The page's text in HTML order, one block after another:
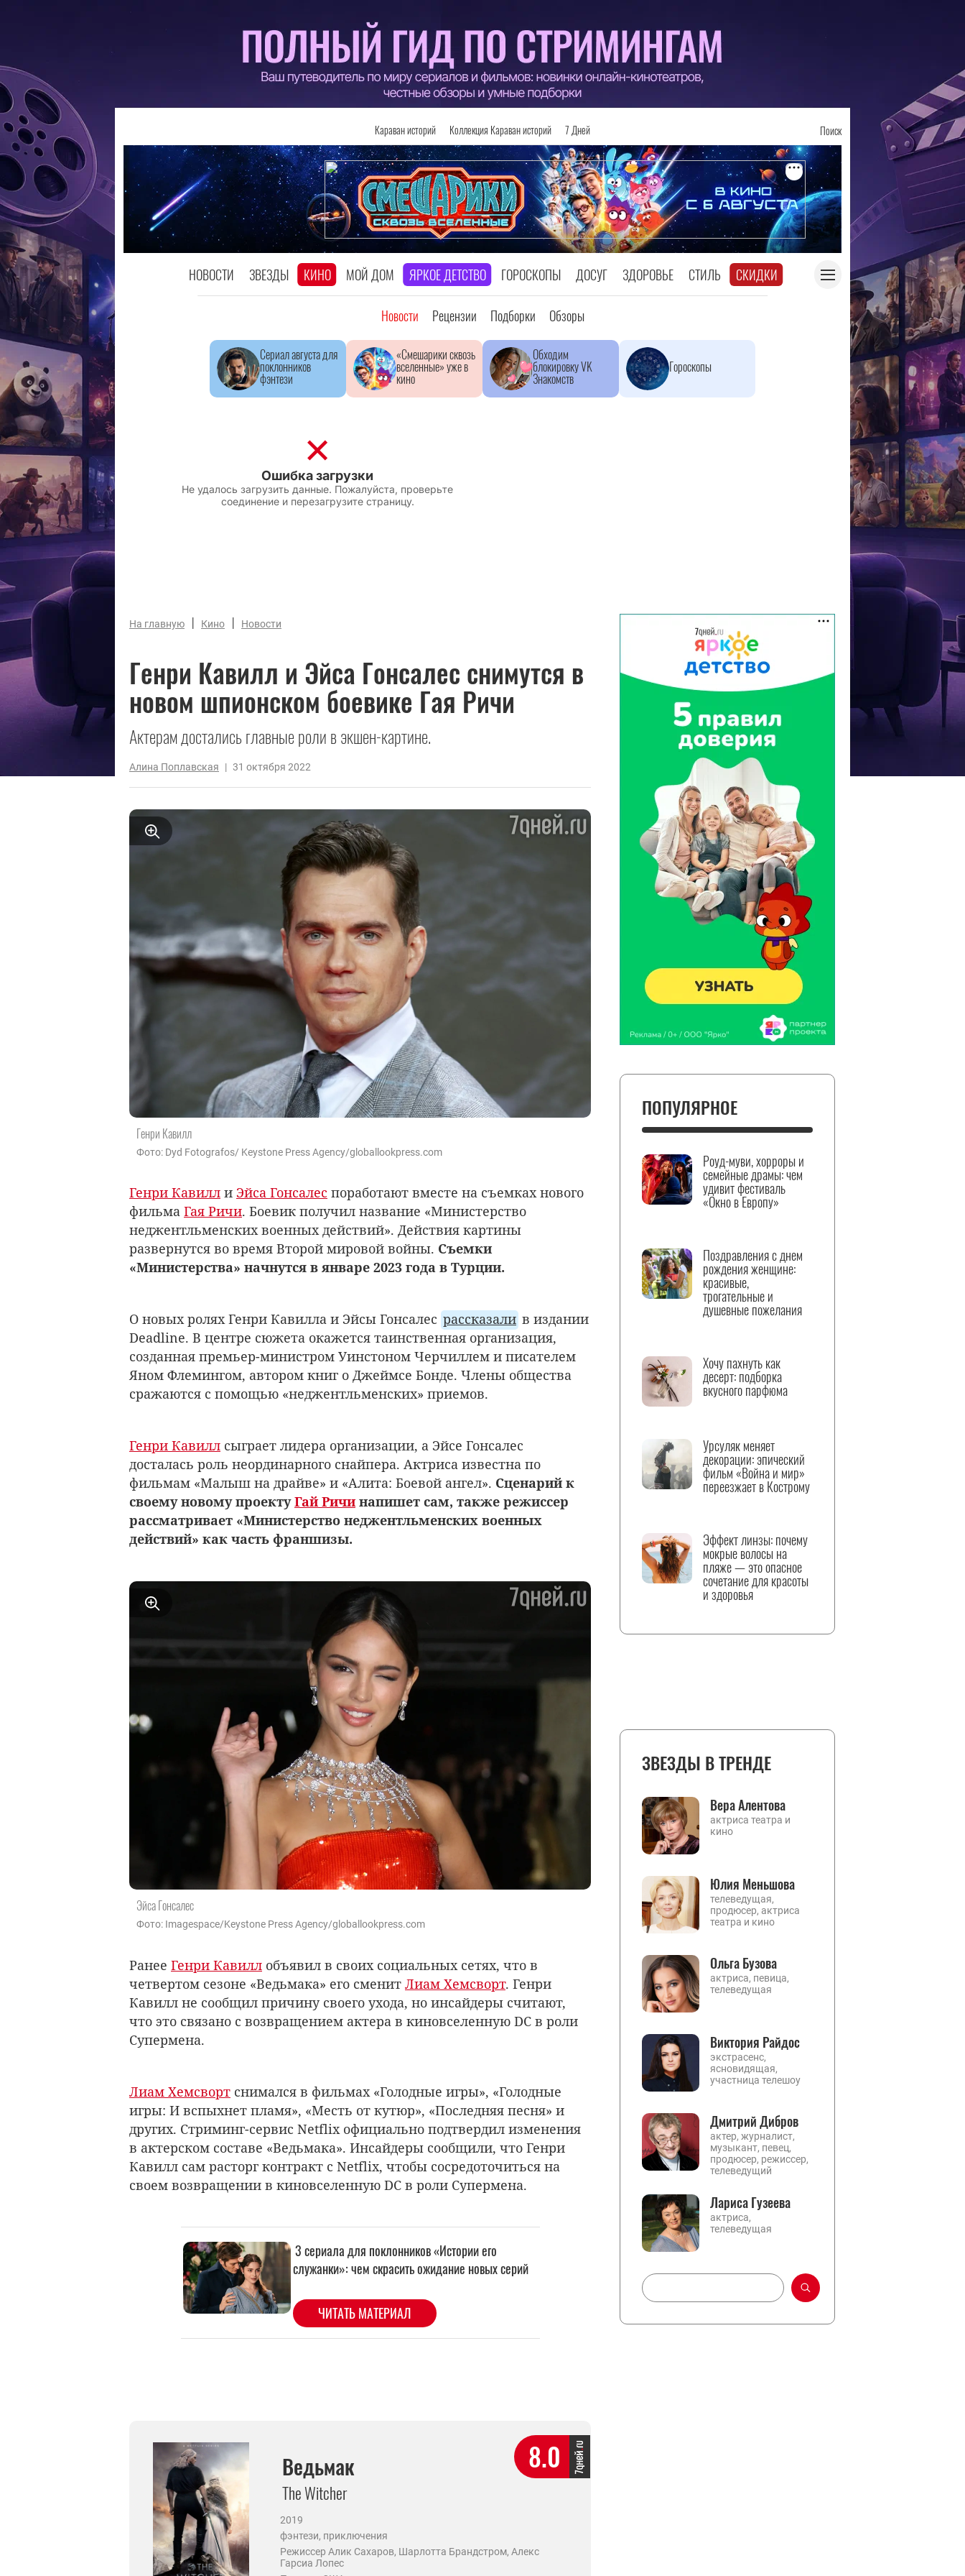
Караван историй Коллекция Караван историй 7 Дней Поиск
НОВОСТИ ЗВЕЗДЫ КИНО МОЙ ДОМ ЯРКОЕ ДЕТСТВО ГОРОСКОПЫ ДОСУГ ЗДОРОВЬЕ СТИЛЬ СКИДКИ
Новости Рецензии Подборки Обзоры
Сериал августа для
поклонников
фэнтези
«Смешарики сквозь
вселенные» уже в
кино
Обходим
блокировку VK
Знакомств
Гороскопы
На главную | Кино | Новости
Генри Кавилл и Эйса Гонсалес снимутся в
новом шпионском боевике Гая Ричи
Актерам достались главные роли в экшен-картине.
Алина Поплавская | 31 октября 2022
Генри Кавилл
Фото: Dyd Fotografos/ Keystone Press Agency/globallookpress.com
Генри Кавилл и Эйса Гонсалес поработают вместе на съемках нового
фильма Гая Ричи. Боевик получил название «Министерство
неджентльменских военных действий». Действия картины
развернутся во время Второй мировой войны. Съемки
«Министерства» начнутся в январе 2023 года в Турции.
О новых ролях Генри Кавилла и Эйсы Гонсалес рассказали в издании
Deadline. В центре сюжета окажется таинственная организация,
созданная премьер-министром Уинстоном Черчиллем и писателем
Яном Флемингом, автором книг о Джеймсе Бонде. Члены общества
сражаются с помощью «неджентльменских» приемов.
Генри Кавилл сыграет лидера организации, а Эйсе Гонсалес
досталась роль неординарного снайпера. Актриса известна по
фильмам «Малыш на драйве» и «Алита: Боевой ангел». Сценарий к
своему новому проектуГай Ричинапишет сам, также режиссер
рассматривает «Министерство неджентльменских военных
действий» как часть франшизы.
Эйса Гонсалес
Фото: Imagespace/Keystone Press Agency/globallookpress.com
Ранее Генри Кавилл объявил в своих социальных сетях, что в
четвертом сезоне «Ведьмака» его сменит Лиам Хемсворт. Генри
Кавилл не сообщил причину своего ухода, но инсайдеры считают,
что это связано с возвращением актера в киновселенную DC в роли
Супермена.
Лиам Хемсворт снимался в фильмах «Голодные игры», «Голодные
игры: И вспыхнет пламя», «Месть от кутюр», «Последняя песня» и
других. Стриминг-сервис Netflix официально подтвердил изменения
в актерском составе «Ведьмака». Инсайдеры сообщили, что Генри
Кавилл сам расторг контракт с Netflix, чтобы сосредоточиться на
своем возвращении в киновселенную DC в роли Супермена.
Ведьмак
The Witcher
2019
фэнтези, приключения
Режиссер Алик Сахаров, Шарлотта Брандстром, Алекс
Гарсиа Лопес
8.0
ПОПУЛЯРНОЕ
Роуд-муви, хорроры и
семейные драмы: чем
удивит фестиваль
«Окно в Европу»
Поздравления с днем
рождения женщине:
красивые,
трогательные и
душевные пожелания
Хочу пахнуть как
десерт: подборка
вкусного парфюма
Урсуляк меняет
декорации: эпический
фильм «Война и мир»
переезжает в Кострому
Эффект линзы: почему
мокрые волосы на
пляже — это опасное
сочетание для красоты
и здоровья
ЗВЕЗДЫ В ТРЕНДЕ
Вера Алентова
актриса театра и
кино
Юлия Меньшова
телеведущая,
продюсер, актриса
театра и кино
Ольга Бузова
актриса, певица,
телеведущая
Виктория Райдос
экстрасенс,
ясновидящая,
участница телешоу
Дмитрий Дибров
актер, журналист,
музыкант, певец,
продюсер, режиссер,
телеведущий
Лариса Гузеева
актриса,
телеведущая